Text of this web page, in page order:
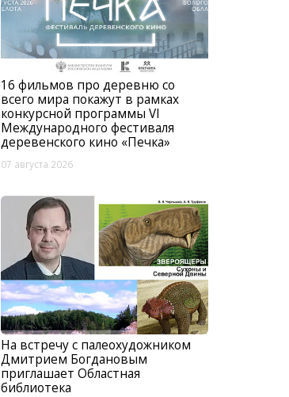
16 фильмов про деревню со
всего мира покажут в рамках
конкурсной программы VI
Международного фестиваля
деревенского кино «Печка»
07 августа 2026
На встречу с палеохудожником
Дмитрием Богдановым
приглашает Областная
библиотека